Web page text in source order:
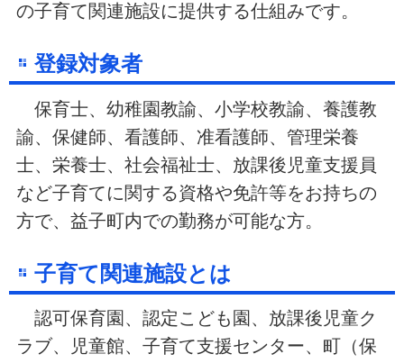
の子育て関連施設に提供する仕組みです。
登録対象者
保育士、幼稚園教諭、小学校教諭、養護教
諭、保健師、看護師、准看護師、管理栄養
士、栄養士、社会福祉士、放課後児童支援員
など子育てに関する資格や免許等をお持ちの
方で、益子町内での勤務が可能な方。
子育て関連施設とは
認可保育園、認定こども園、放課後児童ク
ラブ、児童館、子育て支援センター、町（保